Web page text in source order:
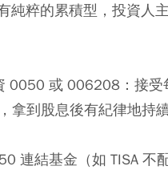
純粹的累積型，投資人
0050 或 006208：接受
拿到股息後有紀律地持續
連結基金（如 TISA 不